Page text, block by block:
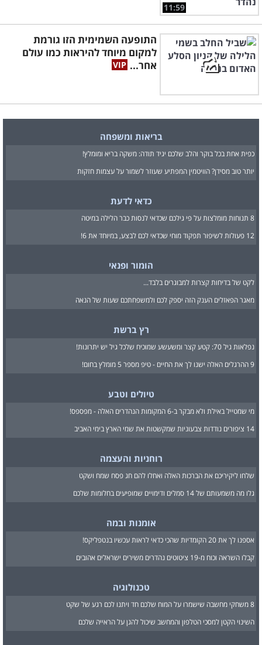
11:59
התופעה השמימית הזו גורמת
למקום מיוחד להיראות כמו עולם
אחר...
בריאות ומשפחה
כפית אחת בכל בוקר והלב שלכם יגיד תודה: משקה בריא ומומלץ!
יותר טוב מסידן? הוויטמין המפתיע שעוזר לשמור על עצמות חזקות
כדאי לדעת
8 תנוחות מומלצות על פי גילכם שכדאי לנסות כבר הלילה במיטה
12 פעולות לשיפור תפקוד מוחי שכדאי לכם לבצע, במיוחד את 6!
הומור ופנאי
לקט של בדיחות קצרות למבוגרים בלבד...
מאגר הפאזלים הענק הזה יספק לכם ולמשפחתכם שעות של הנאה
רץ ברשת
נפלאות גיל 70: קטע קצר ומשעשע שמוכיח שלכל גיל יש יתרונות!
9 ההרגלים האלה ישנו לך את החיים - טיפ מספר 5 מומלץ בחום!
טיולים וטבע
מי שמטייל באילת ולא מבקר ב-6 המקומות הנהדרים האלה - מפספס!
14 ציפורים נודדות צבעוניות שמקשטות את שמי הארץ בימי האביב
רוחניות והעצמה
שלחו ליקיריכם את הברכות האלה ואחלו להם חג פסח שמח ושקט
גלו מה משמעותם של 14 סמלים ודימויים שמופיעים בחלומות שלכם
אומנות ובמה
אספנו לך את 20 הקומדיות שהכי כדאי לראות עכשיו בנטפליקס!
קבלו השראה וכוח מ-19 ציטוטים נהדרים משירים ישראלים אהובים
טכנולוגיה
8 משחקי מחשבה שישמרו על המוח שלכם חד ויתנו לכם רגע של שקט
השינוי הקטן למסכי הטלפון והמחשב שיכול להגן על הראייה שלכם